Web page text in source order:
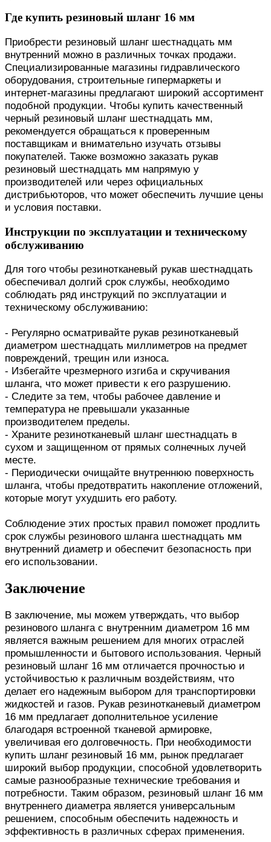
Где купить резиновый шланг 16 мм
Приобрести резиновый шланг шестнадцать мм
внутренний можно в различных точках продажи.
Специализированные магазины гидравлического
оборудования, строительные гипермаркеты и
интернет-магазины предлагают широкий ассортимент
подобной продукции. Чтобы купить качественный
черный резиновый шланг шестнадцать мм,
рекомендуется обращаться к проверенным
поставщикам и внимательно изучать отзывы
покупателей. Также возможно заказать рукав
резиновый шестнадцать мм напрямую у
производителей или через официальных
дистрибьюторов, что может обеспечить лучшие цены
и условия поставки.
Инструкции по эксплуатации и техническому
обслуживанию
Для того чтобы резинотканевый рукав шестнадцать
обеспечивал долгий срок службы, необходимо
соблюдать ряд инструкций по эксплуатации и
техническому обслуживанию:
- Регулярно осматривайте рукав резинотканевый
диаметром шестнадцать миллиметров на предмет
повреждений, трещин или износа.
- Избегайте чрезмерного изгиба и скручивания
шланга, что может привести к его разрушению.
- Следите за тем, чтобы рабочее давление и
температура не превышали указанные
производителем пределы.
- Храните резинотканевый шланг шестнадцать в
сухом и защищенном от прямых солнечных лучей
месте.
- Периодически очищайте внутреннюю поверхность
шланга, чтобы предотвратить накопление отложений,
которые могут ухудшить его работу.
Соблюдение этих простых правил поможет продлить
срок службы резинового шланга шестнадцать мм
внутренний диаметр и обеспечит безопасность при
его использовании.
Заключение
В заключение, мы можем утверждать, что выбор
резинового шланга с внутренним диаметром 16 мм
является важным решением для многих отраслей
промышленности и бытового использования. Черный
резиновый шланг 16 мм отличается прочностью и
устойчивостью к различным воздействиям, что
делает его надежным выбором для транспортировки
жидкостей и газов. Рукав резинотканевый диаметром
16 мм предлагает дополнительное усиление
благодаря встроенной тканевой армировке,
увеличивая его долговечность. При необходимости
купить шланг резиновый 16 мм, рынок предлагает
широкий выбор продукции, способной удовлетворить
самые разнообразные технические требования и
потребности. Таким образом, резиновый шланг 16 мм
внутреннего диаметра является универсальным
решением, способным обеспечить надежность и
эффективность в различных сферах применения.